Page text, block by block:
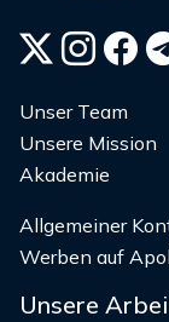
Unser Team
Unsere Mission
Akademie
Allgemeiner
Werben auf
Unsere